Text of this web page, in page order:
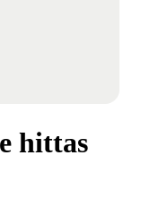
hittas